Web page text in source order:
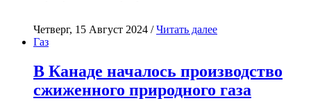
Четверг, 15 Август 2024 /Читать далее
Газ
В Канаде началось производство
сжиженного природного газа